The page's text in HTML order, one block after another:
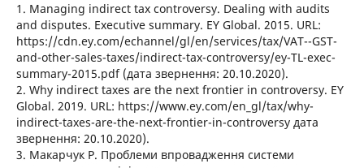
1. Managing indirect tax controversy. Dealing with audits
and disputes. Executive summary. EY Global. 2015. URL:
https://cdn.ey.com/echannel/gl/en/services/tax/VAT--GST-
and-other-sales-taxes/indirect-tax-controversy/ey-TL-exec-
summary-2015.pdf (дата звернення: 20.10.2020).
2. Why indirect taxes are the next frontier in controversy. EY
Global. 2019. URL: https://www.ey.com/en_gl/tax/why-
indirect-taxes-are-the-next-frontier-in-controversy дата
звернення: 20.10.2020).
3. Макарчук Р. Проблеми впровадження системи